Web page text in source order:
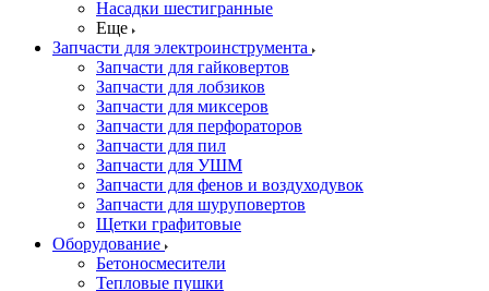
Насадки шестигранные
Еще
Запчасти для электроинструмента
Запчасти для гайковертов
Запчасти для лобзиков
Запчасти для миксеров
Запчасти для перфораторов
Запчасти для пил
Запчасти для УШМ
Запчасти для фенов и воздуходувок
Запчасти для шуруповертов
Щетки графитовые
Оборудование
Бетоносмесители
Тепловые пушки